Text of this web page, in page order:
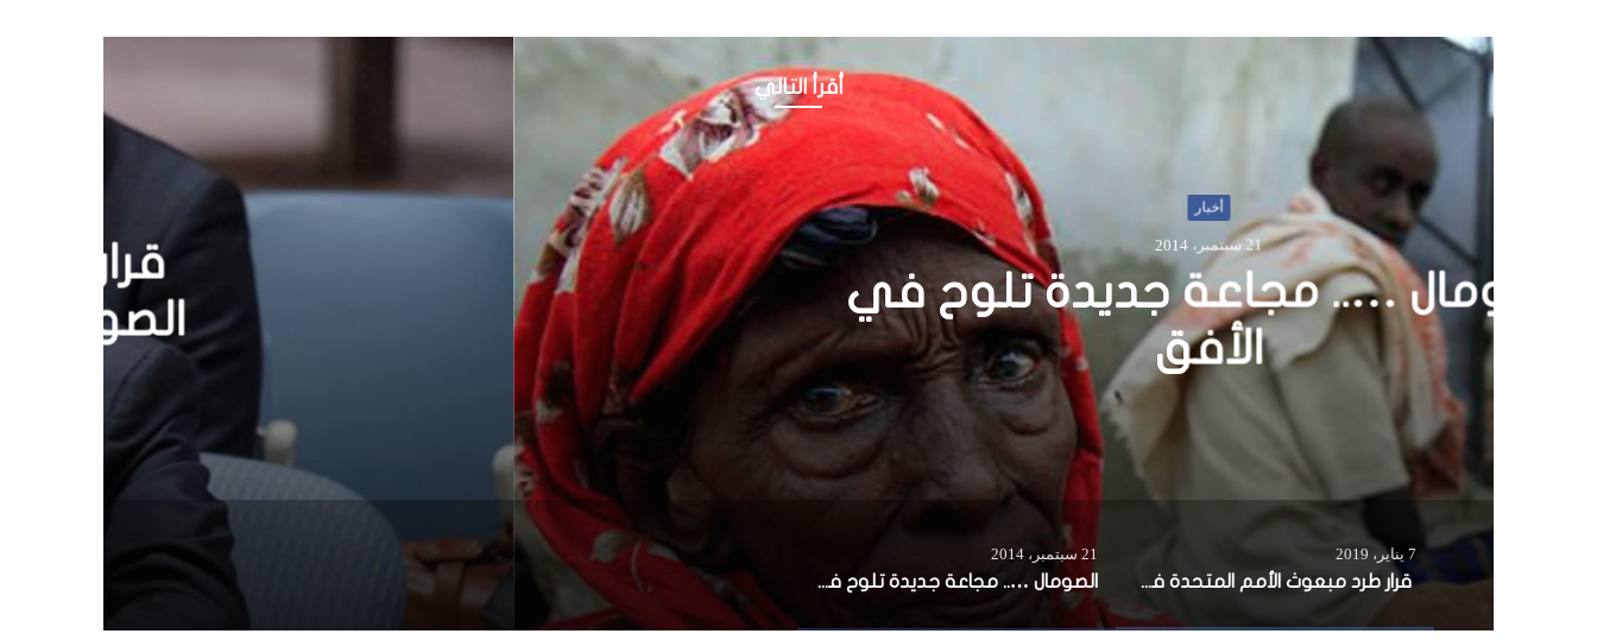
أقرأ التالي
7 يناير، 2019
قرار طرد مبعوث الأمم المتحدة في
الصومال…..خطوة شجاعة أم مغامرة
سياسية ؟
7 يناير، 2019
قرار طرد مبعوث الأمم المتحدة في الصومال…..خطوة شجاعة أم مغامرة سياسية ؟
21 سبتمبر، 2014
الصومال ….. مجاعة جديدة تلوح في الأفق